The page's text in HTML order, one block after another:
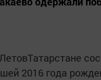
2016 года